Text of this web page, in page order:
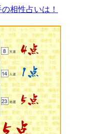
相性占いは！